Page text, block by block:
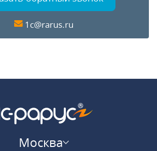
1c@rarus.ru
Москва